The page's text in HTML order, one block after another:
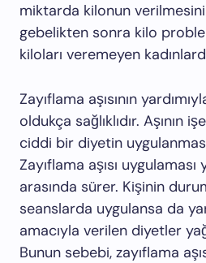
miktarda kilonun
gebelikten sonra kilo
kiloları veremeyen
Zayıflama aşısının
oldukça sağlıklıdır. Aşının
ciddi bir diyetin
Zayıflama aşısı
arasında sürer. Kişinin
seanslarda uygulansa da
amacıyla verilen diyetler
Bunun sebebi, zayıflama